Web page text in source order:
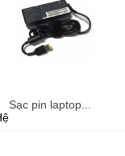
Sạc pin laptop...